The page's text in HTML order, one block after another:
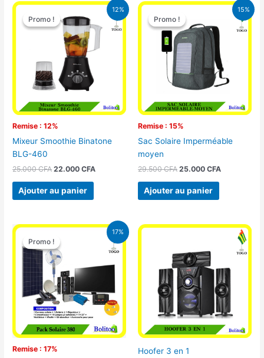
12%
Promo !
Remise : 12%
Promo !
Mixeur Smoothie Binatone
BLG-460
25.000CFA
Le
prix
initial
était :
25.000 CFA.
22.000CFA
Le
prix
actuel
est :
Ajouter au panier
15%
Promo !
Remise : 15%
Promo !
Sac Solaire Imperméable
moyen
29.500CFA
Le
prix
initial
était :
29.500 CFA.
25.000 CFA
Le
prix
actuel
Ajouter au panier
17%
Promo !
Remise : 17%
Promo !
Le
initial
était :
430.000 CFA.
Le
prix
actuel
355.000 CFA.
Hoofer 3 en 1